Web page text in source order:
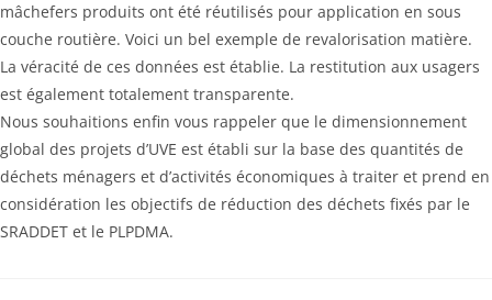
mâchefers produits ont été réutilisés pour application en sous
couche routière. Voici un bel exemple de revalorisation matière.
La véracité de ces données est établie. La restitution aux usagers
est également totalement transparente.
Nous souhaitions enfin vous rappeler que le dimensionnement
global des projets d’UVE est établi sur la base des quantités de
déchets ménagers et d’activités économiques à traiter et prend en
considération les objectifs de réduction des déchets fixés par le
SRADDET et le PLPDMA.